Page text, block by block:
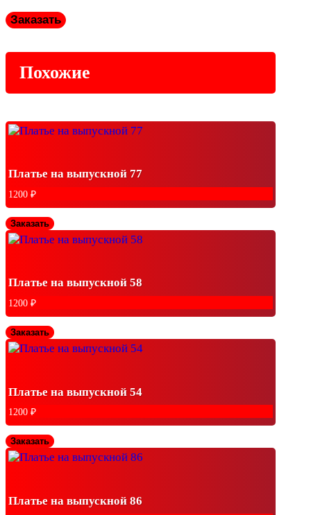
Заказать
Похожие
Платье на выпускной 77
1200 ₽
Заказать
Платье на выпускной 58
1200 ₽
Заказать
Платье на выпускной 54
1200 ₽
Заказать
Платье на выпускной 86